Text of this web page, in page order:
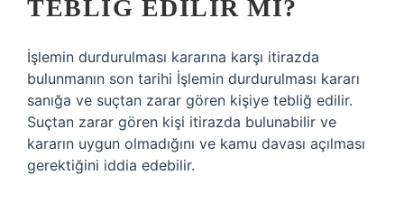
TEBLIĞ EDILIR MI?
İşlemin durdurulması kararına karşı itirazda
bulunmanın son tarihi İşlemin durdurulması kararı
sanığa ve suçtan zarar gören kişiye tebliğ edilir.
Suçtan zarar gören kişi itirazda bulunabilir ve
kararın uygun olmadığını ve kamu davası açılması
gerektiğini iddia edebilir.